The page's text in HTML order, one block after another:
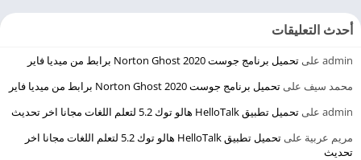
أحدث التعليقات
admin على تحميل برنامج جوست 2020 Norton Ghost برابط من ميديا فاير
محمد سيف على تحميل برنامج جوست 2020 Norton Ghost برابط من ميديا فاير
admin على تحميل تطبيق HelloTalk هالو توك 5.2 لتعلم اللغات مجانا اخر تحديث
مريم عربية على
تحميل تطبيق HelloTalk هالو توك 5.2 لتعلم اللغات مجانا اخر
تحديث